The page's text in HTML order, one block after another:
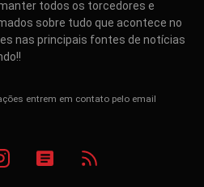
todos os torcedores e
sobre tudo que acontece no
nas principais fontes de notícias
entrem em contato pelo email